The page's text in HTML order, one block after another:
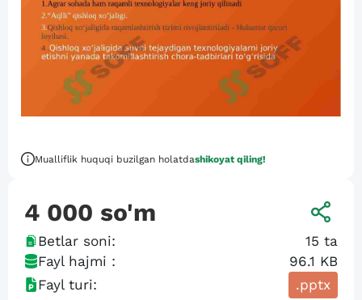
Mualliflik huquqi buzilgan holatdashikoyat qiling!
4 000 so'm
Betlar soni: 15 ta
Fayl hajmi :
96.1 KB
Fayl turi:
.pptx